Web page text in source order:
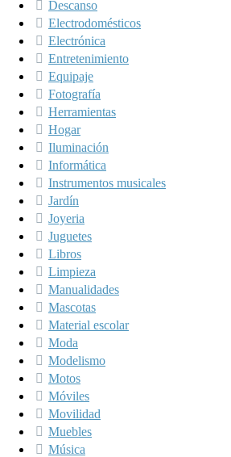
Descanso
Electrodomésticos
Electrónica
Entretenimiento
Equipaje
Fotografía
Herramientas
Hogar
Iluminación
Informática
Instrumentos musicales
Jardín
Joyeria
Juguetes
Libros
Limpieza
Manualidades
Mascotas
Material escolar
Moda
Modelismo
Motos
Móviles
Movilidad
Muebles
Música